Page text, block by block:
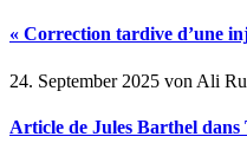
« Correction tardive d’une
24. September 2025 von Ali
Article de Jules Barthel dans